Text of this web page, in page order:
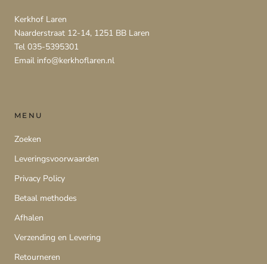
Kerkhof Laren
Naarderstraat 12-14, 1251 BB Laren
Tel 035-5395301
Email info@kerkhoflaren.nl
MENU
Zoeken
Leveringsvoorwaarden
Privacy Policy
Betaal methodes
Afhalen
Verzending en Levering
Retourneren